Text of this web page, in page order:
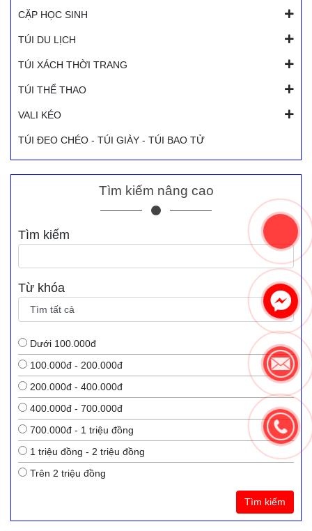
CẶP HỌC SINH
TÚI DU LỊCH
TÚI XÁCH THỜI TRANG
TÚI THỂ THAO
VALI KÉO
TÚI ĐEO CHÉO - TÚI GIÀY - TÚI BAO TỬ
Tìm kiếm nâng cao
Tìm kiếm
Từ khóa
Dưới 100.000đ
100.000đ - 200.000đ
200.000đ - 400.000đ
400.000đ - 700.000đ
700.000đ - 1 triệu đồng
1 triệu đồng - 2 triệu đồng
Trên 2 triệu đồng
Tìm kiếm